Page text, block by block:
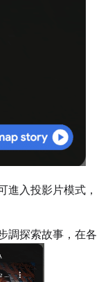
進入投影片模式，
調探索故事，在各